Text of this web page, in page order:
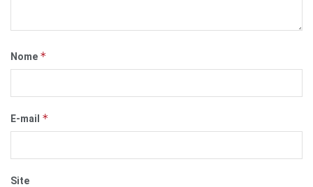
Nome *
E-mail *
Site